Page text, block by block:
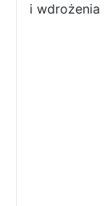
i wdrożenia